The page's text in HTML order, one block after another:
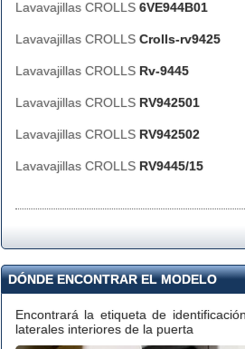
Lavavajillas CROLLS 6VE944B01
Lavavajillas CROLLS Crolls-rv9425
Lavavajillas CROLLS Rv-9445
Lavavajillas CROLLS RV942501
Lavavajillas CROLLS RV942502
Lavavajillas CROLLS RV9445/15
DÓNDE ENCONTRAR EL MODELO
Encontrará la etiqueta de
laterales interiores de la puerta